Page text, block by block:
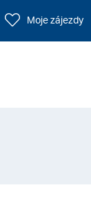
Moje zájezdy